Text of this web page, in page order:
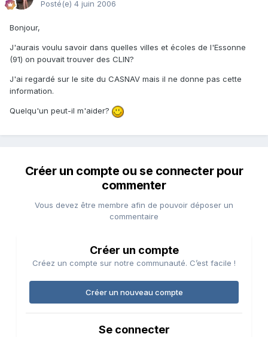
Posté(e) 4 juin 2006
Bonjour,
J'aurais voulu savoir dans quelles villes et écoles de l'Essonne
(91) on pouvait trouver des CLIN?
J'ai regardé sur le site du CASNAV mais il ne donne pas cette
information.
Quelqu'un peut-il m'aider?
Créer un compte ou se connecter pour
commenter
Vous devez être membre afin de pouvoir déposer un
commentaire
Créer un compte
Créez un compte sur notre communauté. C’est facile !
Créer un nouveau compte
Se connecter